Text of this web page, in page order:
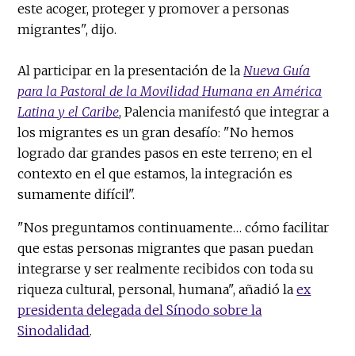
este acoger, proteger y promover a personas
migrantes", dijo.
Al participar en la presentación de laNueva Guía
para la Pastoral de la Movilidad Humana en América
Latina y el Caribe, Palencia manifestó que integrar a
los migrantes es un gran desafío: "No hemos
logrado dar grandes pasos en este terreno; en el
contexto en el que estamos, la integración es
sumamente difícil".
"Nos preguntamos continuamente… cómo facilitar
que estas personas migrantes que pasan puedan
integrarse y ser realmente recibidos con toda su
riqueza cultural, personal, humana", añadió laex
presidenta delegada del Sínodo sobre la
Sinodalidad.